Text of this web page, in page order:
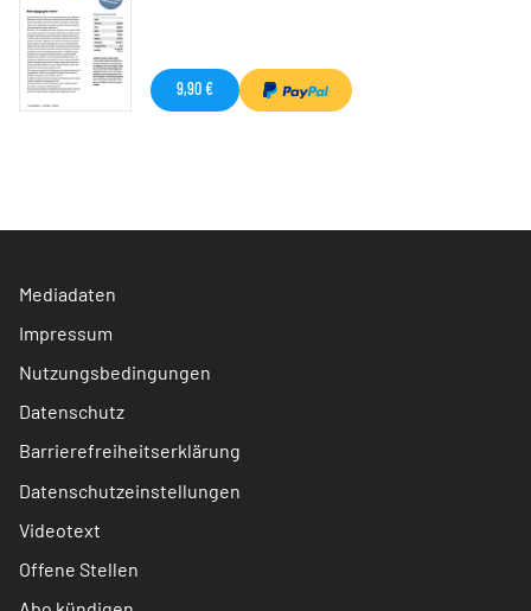
9,90 €
Mediadaten
Impressum
Nutzungsbedingungen
Datenschutz
Barrierefreiheitserklärung
Datenschutzeinstellungen
Videotext
Offene Stellen